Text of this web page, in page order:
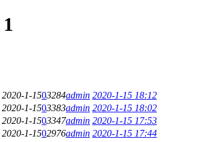
1
2020-1-1503284admin 2020-1-15 18:12
2020-1-1503383admin 2020-1-15 18:02
2020-1-1503347admin 2020-1-15 17:53
2020-1-1502976admin 2020-1-15 17:44